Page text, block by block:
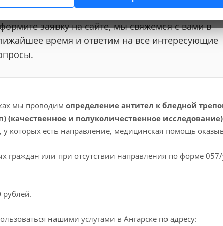
заявку на сайте, мы свяжемся с вами в
время и ответим на все интересующие
мы проводим определение антител к бледной
(качественное и полуколичественное
у которых есть направление, медицинская помощь
граждан или при отсутствии направления по форме
рублей.
нашими услугами в Ангарске по адресу: